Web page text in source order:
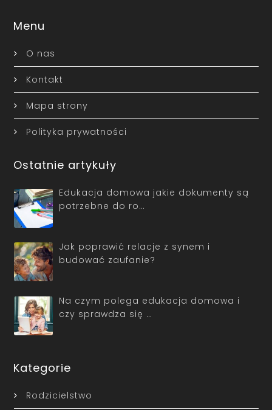
Menu
O nas
Kontakt
Mapa strony
Polityka prywatności
Ostatnie artykuły
Edukacja domowa jakie dokumenty są
potrzebne do ro…
Jak poprawić relacje z synem i
budować zaufanie?
Na czym polega edukacja domowa i
czy sprawdza się …
Kategorie
Rodzicielstwo